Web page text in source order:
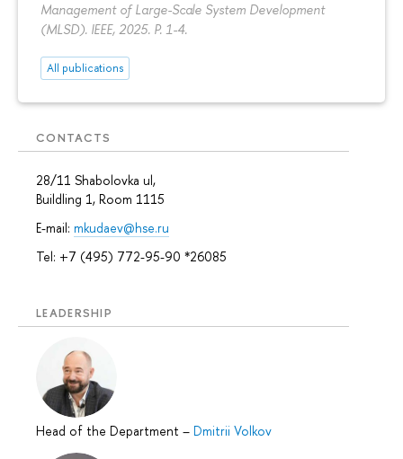
Management of Large-Scale System Development
(MLSD). IEEE, 2025. P. 1-4.
All publications
CONTACTS
28/11 Shabolovka ul,
Buildling 1, Room 1115
E-mail: mkudaev@hse.ru
Tel: +7 (495) 772-95-90 *26085
LEADERSHIP
Head of the Department – Dmitrii Volkov